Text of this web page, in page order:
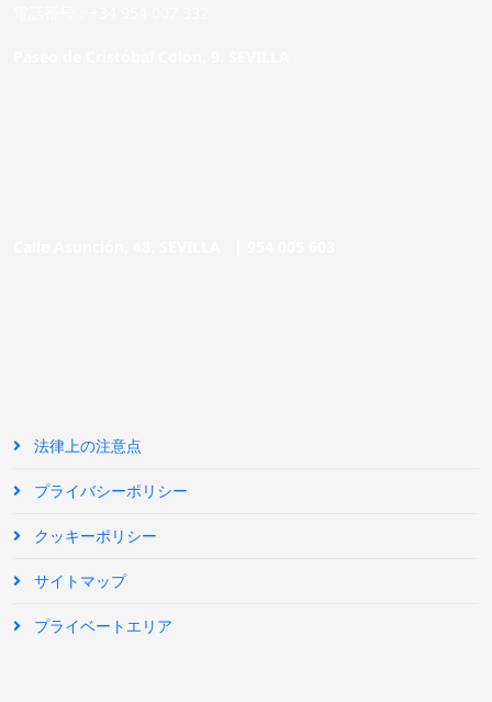
法律上の注意点
プライバシーポリシー
クッキーポリシー
サイトマップ
プライベートエリア